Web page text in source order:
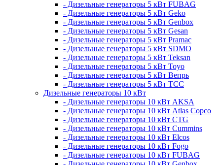
- Дизельные генераторы 5 кВт FUBAG
- Дизельные генераторы 5 кВт Geko
- Дизельные генераторы 5 кВт Genbox
- Дизельные генераторы 5 кВт Gesan
- Дизельные генераторы 5 кВт Pramac
- Дизельные генераторы 5 кВт SDMO
- Дизельные генераторы 5 кВт Teksan
- Дизельные генераторы 5 кВт Toyo
- Дизельные генераторы 5 кВт Вепрь
- Дизельные генераторы 5 кВт ТСС
Дизельные генераторы 10 кВт
- Дизельные генераторы 10 кВт AKSA
- Дизельные генераторы 10 кВт Atlas Copco
- Дизельные генераторы 10 кВт CTG
- Дизельные генераторы 10 кВт Cummins
- Дизельные генераторы 10 кВт Elcos
- Дизельные генераторы 10 кВт Fogo
- Дизельные генераторы 10 кВт FUBAG